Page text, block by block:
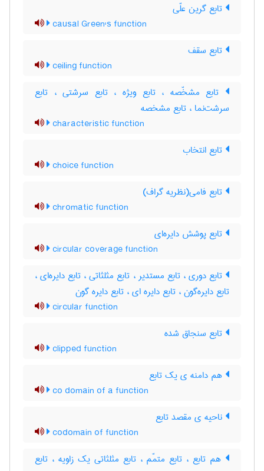
تابع گرین علّی
causal Green's function
تابع سقف
ceiling function
تابع مشخّصه ، تابع ویژه ، تابع سرشتی ، تابع
سرشت‌نما ، تابع مشخصه
characteristic function
تابع انتخاب
choice function
تابع فامی(نظریه گراف)
chromatic function
تابع پوشش دایره‌ای
circular coverage function
تابع دوری ، تابع مستدیر ، تابع مثلثاتی ، تابع دایره‌ای ،
تابع دایره‌گون ، تابع دایره ای ، تابع دایره گون
circular function
تابع سنجاق شده
clipped function
هم دامنه ی یک تابع
co domain of a function
ناحیه ی مقصد تابع
codomain of function
هم تابع ، تابع متمّم ، تابع مثلثاتی یک زاویه ، تابع